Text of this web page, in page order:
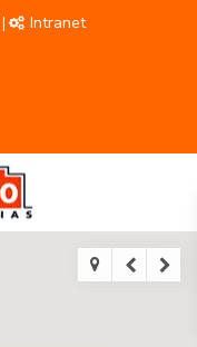
| Intranet